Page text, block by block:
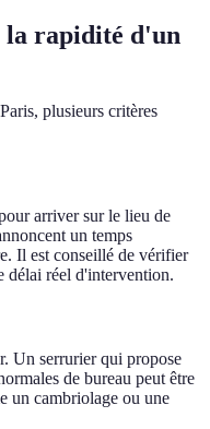
la rapidité d'un
plusieurs critères
arriver sur le lieu de
un temps
Il est conseillé de vérifier
délai réel d'intervention.
Un serrurier qui propose
de bureau peut être
un cambriolage ou une